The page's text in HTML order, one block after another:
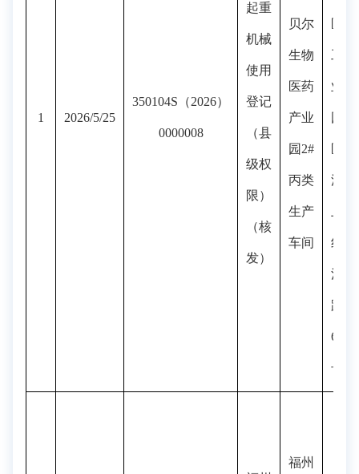
1 2026/5/25
350104S（2026）
0000008
起重
机械
使用
登记
（县
级权
限）
（核
发）
贝尔
生物
医药
产业
园2#
丙类
生产
车间
区
工
业
园
区
浦
红
江
路
65
号
福州